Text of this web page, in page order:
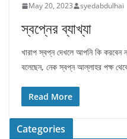
May 20, 2023 syedabdulhai
স্বপ্নের ব্যাখ্যা
খারাপ স্বপ্ন দেখলে আপনি কি করবেন
বলেছেন, নেক স্বপ্ন আল্লাহর পক্ষ
Read More
Categories